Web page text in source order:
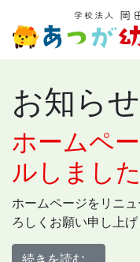
お知らせ
ホームペ
ルしました
ホームページをリニ
ろしくお願い申し上